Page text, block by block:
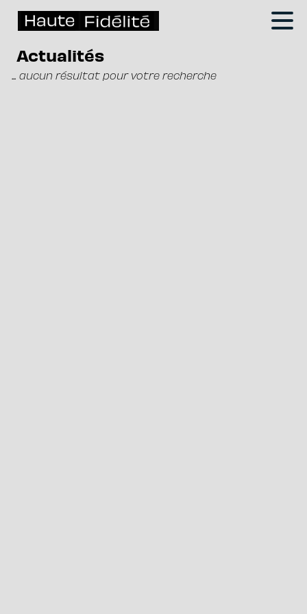
Actualités
... aucun résultat pour votre recherche